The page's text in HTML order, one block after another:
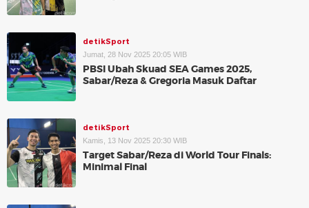
detikSport
Jumat, 28 Nov 2025 20:05 WIB
PBSI Ubah Skuad SEA Games 2025,
Sabar/Reza & Gregoria Masuk Daftar
detikSport
Kamis, 13 Nov 2025 20:30 WIB
Target Sabar/Reza di World Tour Finals:
Minimal Final